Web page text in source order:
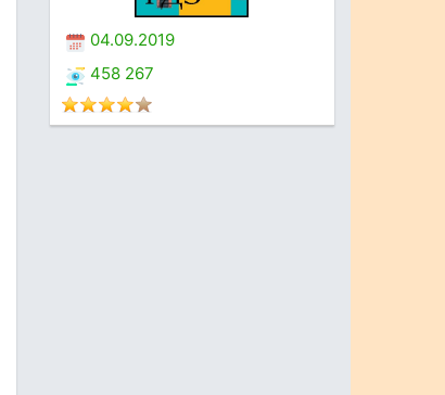
04.09.2019
458 267